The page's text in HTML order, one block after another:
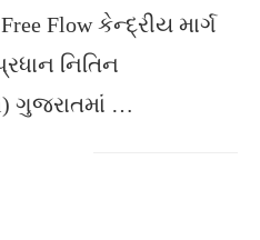
Flow કેન્દ્રીય માર્ગ
નિતિન
ગુજરાતમાં …